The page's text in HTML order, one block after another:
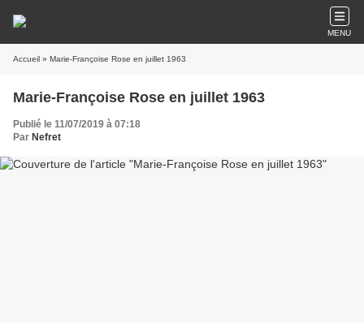
MENU
Accueil » Marie-Françoise Rose en juillet 1963
Marie-Françoise Rose en juillet 1963
Publié le 11/07/2019 à 07:18
Par Nefret